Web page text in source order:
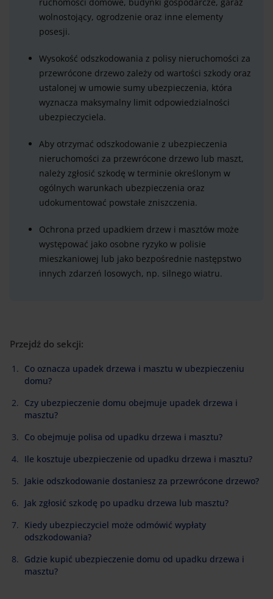
wolnostojący, ogrodzenie oraz inne elementy
posesji.
Wysokość odszkodowania z polisy nieruchomości za
przewrócone drzewo zależy od wartości szkody oraz
ustalonej w umowie sumy ubezpieczenia, która
wyznacza maksymalny limit odpowiedzialności
ubezpieczyciela.
Aby otrzymać odszkodowanie z ubezpieczenia
nieruchomości za przewrócone drzewo lub maszt,
należy zgłosić szkodę w terminie określonym w
ogólnych warunkach ubezpieczenia oraz
udokumentować powstałe zniszczenia.
Ochrona przed upadkiem drzew i masztów może
występować jako osobne ryzyko w polisie
mieszkaniowej lub jako bezpośrednie następstwo
innych zdarzeń losowych, np. silnego wiatru.
Przejdź do sekcji:
Co oznacza upadek drzewa i masztu w ubezpieczeniu
domu?
Czy ubezpieczenie domu obejmuje upadek drzewa i
masztu?
Co obejmuje polisa od upadku drzewa i masztu?
Ile kosztuje ubezpieczenie od upadku drzewa i masztu?
Jakie odszkodowanie dostaniesz za przewrócone drzewo?
Jak zgłosić szkodę po upadku drzewa lub masztu?
Kiedy ubezpieczyciel może odmówić wypłaty
odszkodowania?
Gdzie kupić ubezpieczenie domu od upadku drzewa i
masztu?